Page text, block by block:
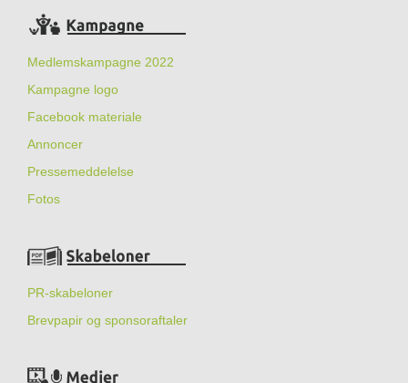
Medlemskampagne 2022
Kampagne logo
Facebook materiale
Annoncer
Pressemeddelelse
Fotos
PR-skabeloner
Brevpapir og sponsoraftaler